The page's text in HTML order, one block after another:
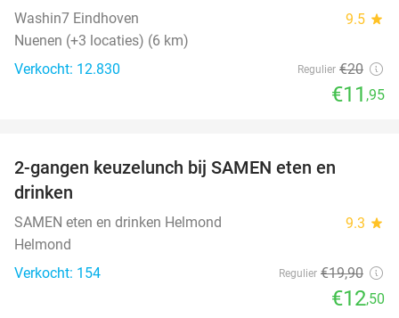
Washin7 Eindhoven 9.5 star
Nuenen (+3 locaties) (6 km)
Verkocht: 12.830
Regulier €20
€11 ,95
2-gangen keuzelunch bij SAMEN eten en
drinken
SAMEN eten en drinken Helmond 9.3 star
Helmond
Verkocht: 154
Regulier €19,90
€12,50